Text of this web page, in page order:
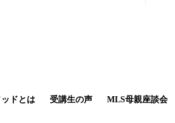
ッドとは 受講生の声 MLS母親座談会